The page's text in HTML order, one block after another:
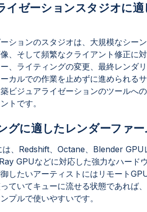
イゼーションスタジオに
ションのスタジオは、大規模なシー
、そして頻繁なクライアント修正に
、ライティングの変更、最終レンダ
カルでの作業を止めずに進められる
ビジュアライゼーションのツールへ
トです。
グに適したレンダーファ
、Redshift、Octane、Blender GPU
GPUなどに対応した強力なハード
したいアーティストにはリモート
ていてキューに流せる状態であれば
プルで使いやすいです。